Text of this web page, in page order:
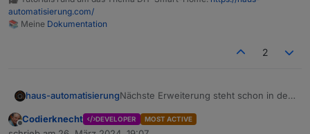
automatisierung.com/
📚 Meine Dokumentation
2
haus-automatisierungNächste Erweiterung steht schon in den
Offline
Codierknecht DEVELOPER MOST ACTIVE